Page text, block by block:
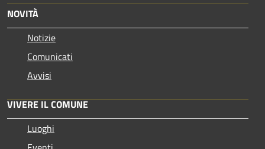
NOVITÀ
Notizie
Comunicati
Avvisi
VIVERE IL COMUNE
Luoghi